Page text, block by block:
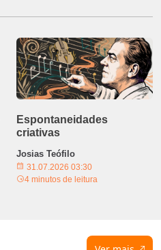
Espontaneidades
criativas
Josias Teófilo
31.07.2026 03:30
4 minutos de leitura